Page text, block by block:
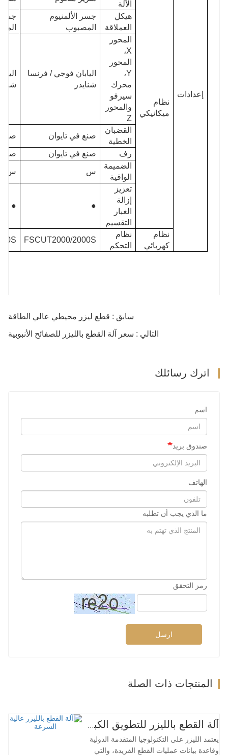
إعدادات
نظام
ميكانيكي
الآلة
هيكل
العملاقة
جسر الألمنيوم
المصبوب
جسر
المحور
X،
المحور
Y،
محرك
سيرفو
والمحور
Z
اليابان فوجي / فرنسا
شنايدر
القضبان
الخطية
صنع في تايوان صنع
رف صنع في تايوان
صنع
الضميمة
الواقية
س
س
تعزيز
إزالة
الغبار
التقسيم
●
●
نظام
كهربائي
نظام
التحكم
FSCUT2000/2000S
سابق : قطع ليزر محيطي عالي الطاقة
التالي : سعر آلة القطع بالليزر للصفائح الأنبوبية
اترك رسائلك
اسم
صندوق بريد
الهاتف
ما الذي يجب أن تطلبه
رمز التحقق
ارسل
المنتجات ذات الصلة
آلة القطع بالليزر للتطويق الكبير عالية السرعة
يعتمد الليزر على التكنولوجيا المتقدمة الدولية
وقاعدة بيانات عمليات القطع الفريدة، والتي